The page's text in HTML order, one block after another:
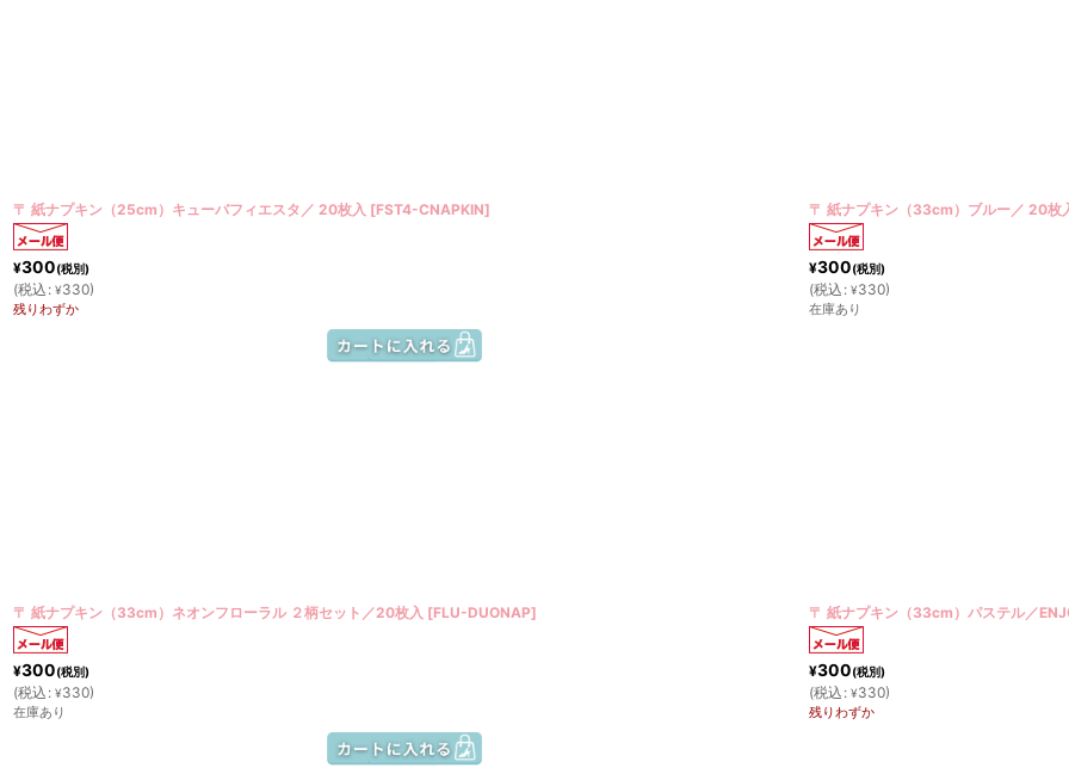
〒 紙ナプキン（25cm）キューバフィエスタ／ 20枚入 [FST4-CNAPKIN]
¥300(税別)
(税込 : ¥330)
残りわずか
〒 紙ナプキン（33cm）ブルー／ 20枚
¥300(税別)
(税込 : ¥330)
在庫あり
〒 紙ナプキン（33cm）ネオンフローラル ２柄セット／20枚入 [FLU-DUONAP]
¥300(税別)
(税込 : ¥330)
在庫あり
〒 紙ナプキン（33cm）パステル／
¥300(税別)
(税込 : ¥330)
残りわずか